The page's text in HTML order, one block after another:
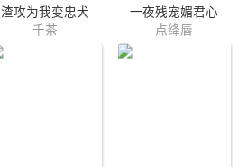
渣攻为我变忠犬
千茶
一夜残宠媚君心
点绛唇